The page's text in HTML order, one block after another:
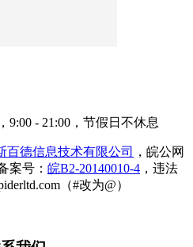
- 21:00，节假日不休息
百德信息技术有限公司
，皖公网
案号： 皖B2-20140010-4 ，违法
（#改为@）